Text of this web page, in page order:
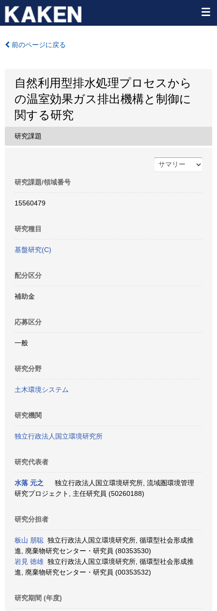
前のページに戻る
自然利用型排水処理プロセスから
の温室効果ガス排出機構と制御に
関する研究
研究課題
研究課題/領域番号
15560479
研究種目
基盤研究(C)
配分区分
補助金
応募区分
一般
研究分野
土木環境システム
研究機関
独立行政法人国立環境研究所
研究代表者
水落 元之
独立行政法人国立環境研究所, 流域圏環境管理
研究プロジェクト, 主任研究員 (50260188)
研究分担者
板山 朋聡 独立行政法人国立環境研究所, 循環型社会形成推
進, 廃棄物研究センター・研究員 (80353530)
岩見 徳雄 独立行政法人国立環境研究所, 循環型社会形成推
進, 廃棄物研究センター・研究員 (00353532)
研究期間 (年度)